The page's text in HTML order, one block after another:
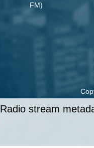
FM)
Radio stream